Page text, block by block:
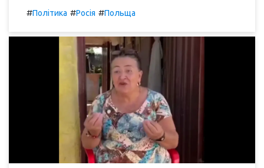
#Політика #Росія #Польща